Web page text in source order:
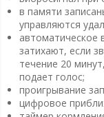
в памяти
управляются
автоматическое
затихают, если
течение 20
подает голос;
проигрывание
цифровое